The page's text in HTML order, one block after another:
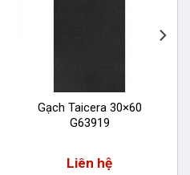
Gạch Taicera 30×60
G63919
Liên hệ